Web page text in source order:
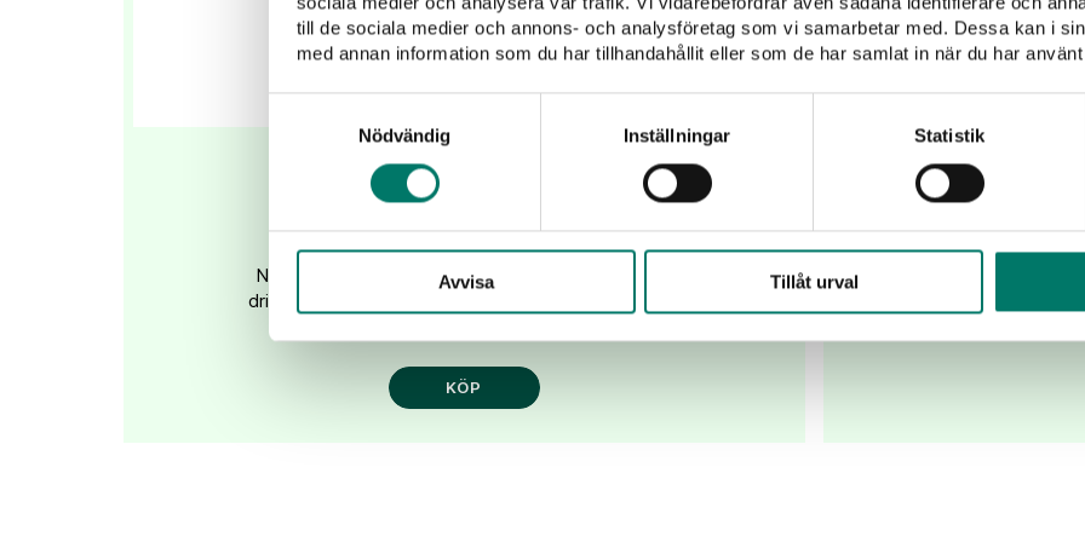
till de sociala medier och annons- och analysföretag som vi samarbetar med. Dessa kan i
med annan information som du har tillhandahållit eller som de har samlat in när du har
Nödvändig
Inställningar Statistik
Avvisa Tillåt urval
Punch Club Whiskey Sour
169 kr
Nu kan du glömma krångliga måttsatser och andra
drinkredskap! Med vår nya färdigblandade cocktail -
KÖP
Punch
Den 1 mars är